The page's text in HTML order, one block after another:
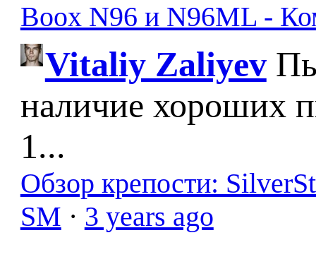
Boox N96 и N96ML -
Vitaliy Zaliyev
наличие хороших
1...
Обзор крепости:
SM · 3 years ago